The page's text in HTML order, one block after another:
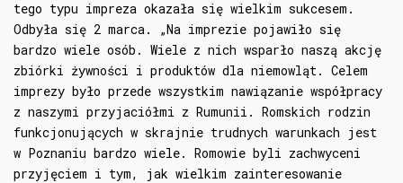
tego typu impreza okazała się wielkim sukcesem.
Odbyła się 2 marca. „Na imprezie pojawiło się
bardzo wiele osób. Wiele z nich wsparło naszą akcję
zbiórki żywności i produktów dla niemowląt. Celem
imprezy było przede wszystkim nawiązanie współpracy
z naszymi przyjaciółmi z Rumunii. Romskich rodzin
funkcjonujących w skrajnie trudnych warunkach jest
w Poznaniu bardzo wiele. Romowie byli zachwyceni
przyjęciem i tym, jak wielkim zainteresowanie